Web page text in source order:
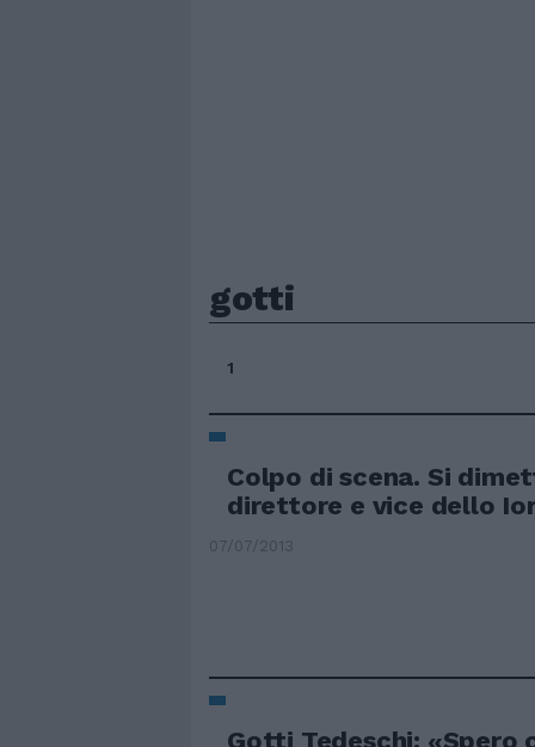
gotti
1
Colpo di scena. Si
direttore e vice dello
07/07/2013
Gotti Tedeschi: «Spero